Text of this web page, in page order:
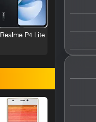
Realme P4 Lite